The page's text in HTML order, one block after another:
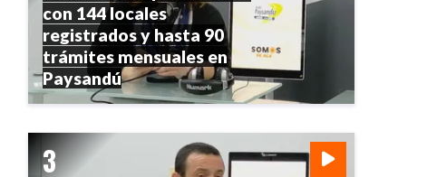
con 144 locales
registrados y hasta 90
trámites mensuales en
Paysandú